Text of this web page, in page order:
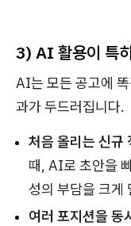
3) AI 활용이 특
AI는 모든 공고에
과가 두드러집니다.
처음 올리는 신규
때, AI로 초안을
성의 부담을 크게
여러 포지션을 동